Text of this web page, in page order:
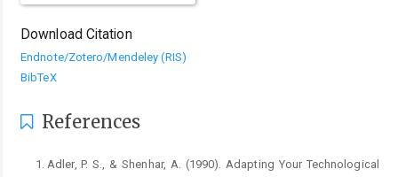
Download Citation
Endnote/Zotero/Mendeley (RIS)
BibTeX
References
Adler, P. S., & Shenhar, A. (1990). Adapting Your Technological